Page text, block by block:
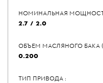
НОМИНАЛЬНАЯ
2.7 / 2.0
ОБЪЕМ МАСЛЯНОГО БАКА
0.200
ТИП ПРИВОДА :